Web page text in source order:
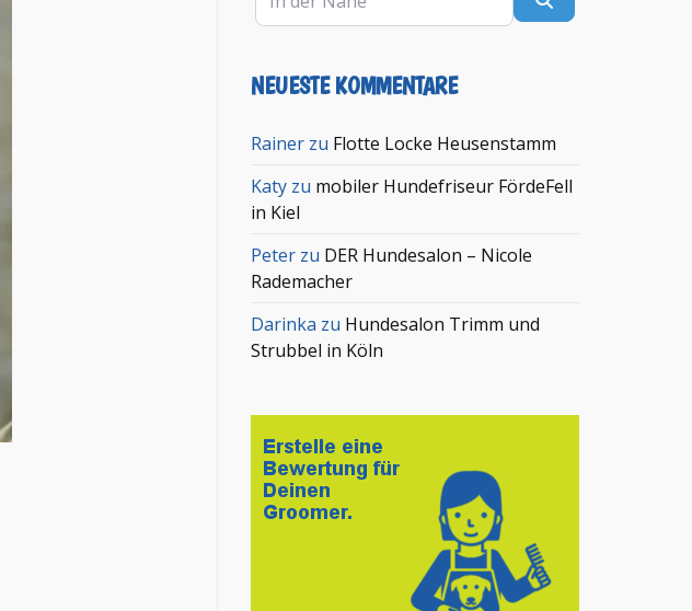
NEUESTE KOMMENTARE
Rainer zu Flotte Locke Heusenstamm
Katy zu mobiler Hundefriseur FördeFell
in Kiel
Peter zu DER Hundesalon – Nicole
Rademacher
Darinka zu Hundesalon Trimm und
Strubbel in Köln